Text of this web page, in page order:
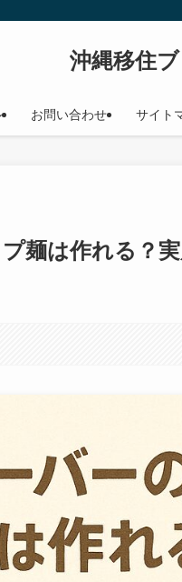
沖縄移住
お問い合わせ サイト
麺は作れる？